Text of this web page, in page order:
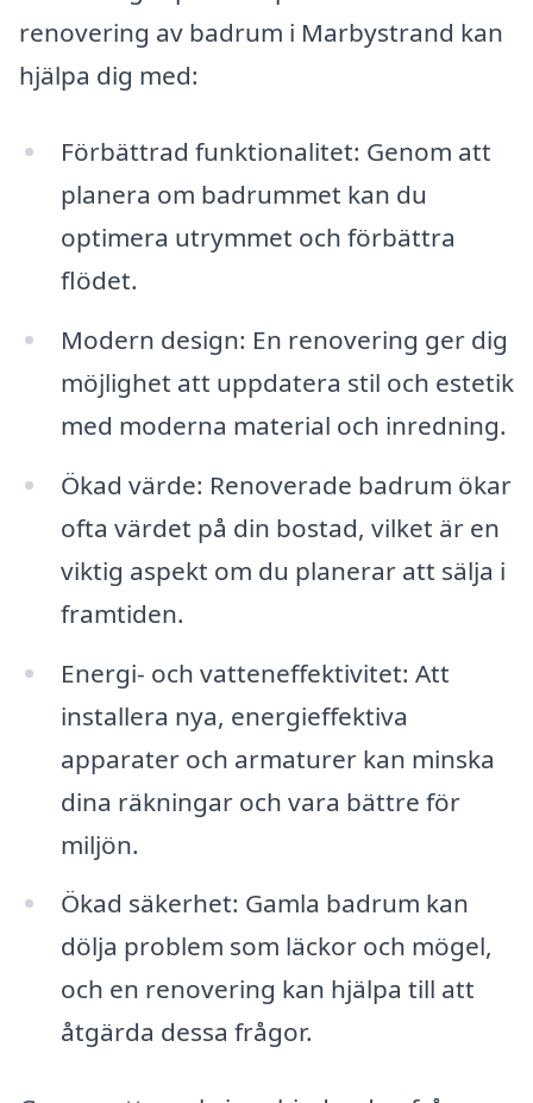
renovering av badrum i Marbystrand kan
hjälpa dig med:
Förbättrad funktionalitet: Genom att
planera om badrummet kan du
optimera utrymmet och förbättra
flödet.
Modern design: En renovering ger dig
möjlighet att uppdatera stil och estetik
med moderna material och inredning.
Ökad värde: Renoverade badrum ökar
ofta värdet på din bostad, vilket är en
viktig aspekt om du planerar att sälja i
framtiden.
Energi- och vatteneffektivitet: Att
installera nya, energieffektiva
apparater och armaturer kan minska
dina räkningar och vara bättre för
miljön.
Ökad säkerhet: Gamla badrum kan
dölja problem som läckor och mögel,
och en renovering kan hjälpa till att
åtgärda dessa frågor.